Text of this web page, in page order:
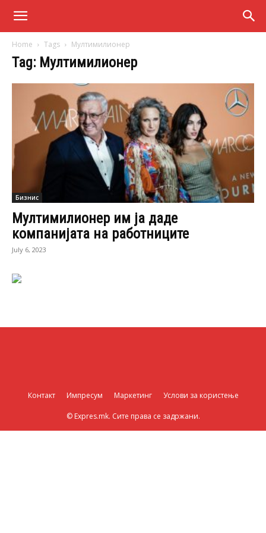
Home Tags Мултимилионер
Tag: Мултимилионер
Бизнис
Мултимилионер им ја даде
компанијата на работниците
July 6, 2023
Контакт Импресум Маркетинг Услови за користење
© Expres.mk. Сите права се задржани.